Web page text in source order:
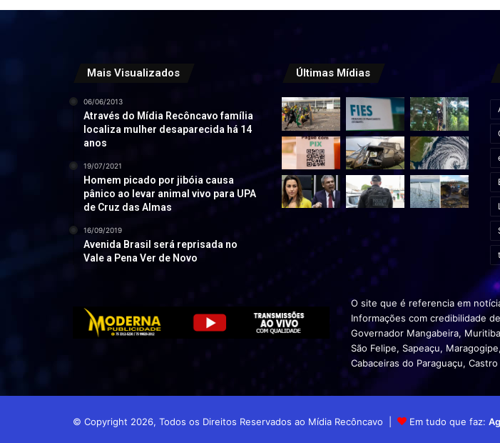
Mais Visualizados
06/06/2013
Através do Mídia Recôncavo família
localiza mulher desaparecida há 14
anos
19/07/2021
Homem picado por jibóia causa
pânico ao levar animal vivo para UPA
de Cruz das Almas
16/09/2019
Avenida Brasil será reprisada no
Vale a Pena Ver de Novo
Últimas Mídias
O site que é referencia em
Informações com credibilidade
Governador Mangabeira,
São Felipe, Sapeaçu,
Cabaceiras do Paraguaçu,
© Copyright 2026, Todos os Direitos Reservados ao Mídia Recôncavo | Em tudo que faz: